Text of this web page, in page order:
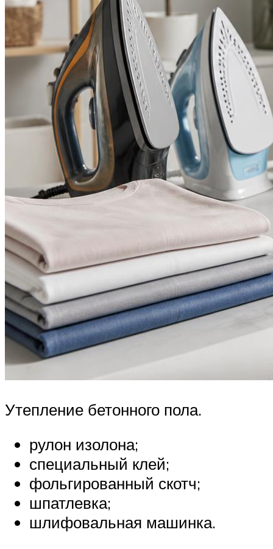
Утепление бетонного пола.
рулон изолона;
специальный клей;
фольгированный скотч;
шпатлевка;
шлифовальная машинка.